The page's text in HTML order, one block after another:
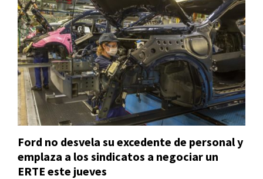
Ford no desvela su excedente de personal y
emplaza a los sindicatos a negociar un
ERTE este jueves